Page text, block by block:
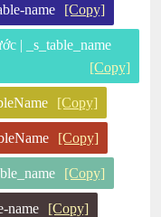
name [Copy]
| _s_table_name
[Copy]
[Copy]
[Copy]
[Copy]
name [Copy]